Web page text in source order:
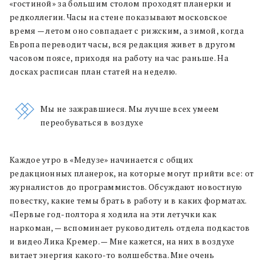
«гостиной» за большим столом проходят планерки и
редколлегии. Часы на стене показывают московское
время — летом оно совпадает с рижским, а зимой, когда
Европа переводит часы, вся редакция живет в другом
часовом поясе, приходя на работу на час раньше. На
досках расписан план статей на неделю.
Мы не зажравшиеся. Мы лучше всех умеем
переобуваться в воздухе
Каждое утро в «Медузе» начинается с общих
редакционных планерок, на которые могут прийти все: от
журналистов до программистов. Обсуждают новостную
повестку, какие темы брать в работу и в каких форматах.
«Первые год-полтора я ходила на эти летучки как
наркоман, — вспоминает руководитель отдела подкастов
и видео Лика Кремер. — Мне кажется, на них в воздухе
витает энергия какого-то волшебства. Мне очень